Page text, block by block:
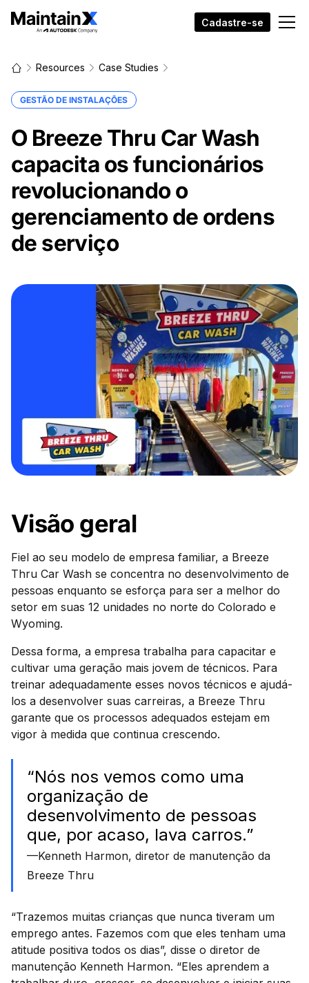
Cadastre-se
Resources Case Studies
GESTÃO DE INSTALAÇÕES
O Breeze Thru Car Wash
capacita os funcionários
revolucionando o
gerenciamento de ordens
de serviço
Visão geral
Fiel ao seu modelo de empresa familiar, a Breeze
Thru Car Wash se concentra no desenvolvimento de
pessoas enquanto se esforça para ser a melhor do
setor em suas 12 unidades no norte do Colorado e
Wyoming.
Dessa forma, a empresa trabalha para capacitar e
cultivar uma geração mais jovem de técnicos. Para
treinar adequadamente esses novos técnicos e ajudá-
los a desenvolver suas carreiras, a Breeze Thru
garante que os processos adequados estejam em
vigor à medida que continua crescendo.
“Nós nos vemos como uma
organização de
desenvolvimento de pessoas
que, por acaso, lava carros.”
—Kenneth Harmon, diretor de manutenção da
Breeze Thru
“Trazemos muitas crianças que nunca tiveram um
emprego antes. Fazemos com que eles tenham uma
atitude positiva todos os dias”, disse o diretor de
manutenção Kenneth Harmon. “Eles aprendem a